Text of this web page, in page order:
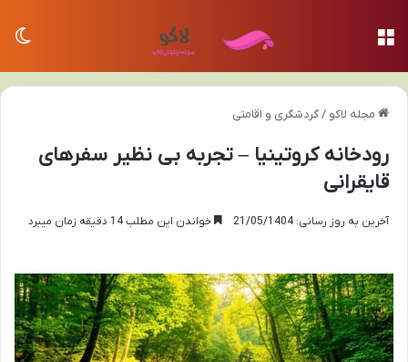
مجله لاکو /گردشگری و اقامتی
رودخانه کروتینیا – تجربه بی نظیر سفرهای
قایقرانی
آخرین به روز رسانی: 21/05/1404 خواندن این مطلب 14 دقیقه زمان میبرد